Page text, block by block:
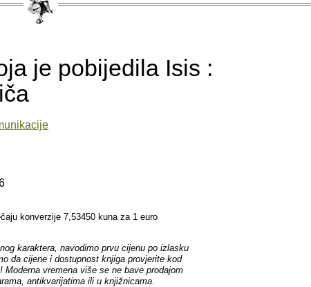
je pobijedila Isis :
konverzije 7,53450 kuna za 1 euro
karaktera, navodimo prvu cijenu po izlasku
da cijene i dostupnost knjiga provjerite kod
Moderna vremena više se ne bave prodajom
antikvarijatima ili u knjižnicama.